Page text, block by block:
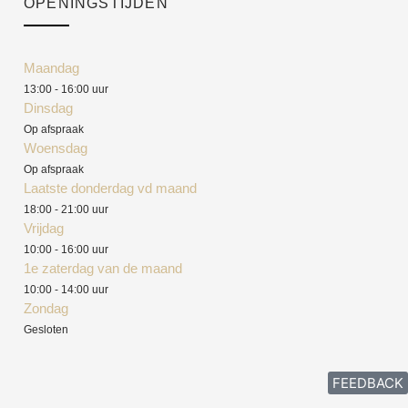
OPENINGSTIJDEN
Maandag
13:00 - 16:00 uur
Dinsdag
Op afspraak
Woensdag
Op afspraak
Laatste donderdag vd maand
18:00 - 21:00 uur
Vrijdag
10:00 - 16:00 uur
1e zaterdag van de maand
10:00 - 14:00 uur
Zondag
Gesloten
FEEDBACK